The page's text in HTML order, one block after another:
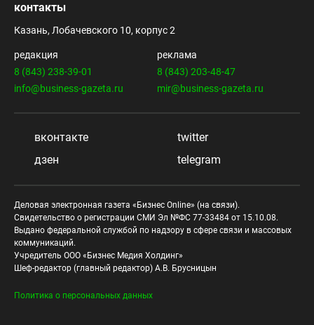
контакты
Казань, Лобачевского 10, корпус 2
редакция
8 (843) 238-39-01
info@business-gazeta.ru
реклама
8 (843) 203-48-47
mir@business-gazeta.ru
вконтакте
twitter
дзен
telegram
Деловая электронная газета «Бизнес Online» (на связи).
Свидетельство о регистрации СМИ Эл №ФС 77-33484 от 15.10.08.
Выдано федеральной службой по надзору в сфере связи и массовых
коммуникаций.
Учредитель ООО «Бизнес Медия Холдинг»
Шеф-редактор (главный редактор) А.В. Брусницын
Политика о персональных данных